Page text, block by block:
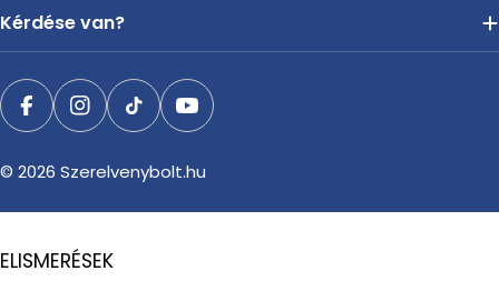
Kérdése van?
FacebookInstagram
TikTokYouTube
© 2026 Szerelvenybolt.hu
ELISMERÉSEK